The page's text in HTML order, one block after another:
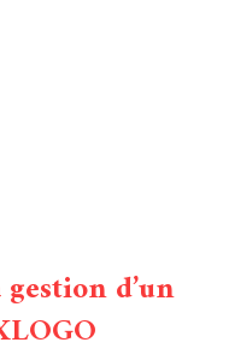
d’un